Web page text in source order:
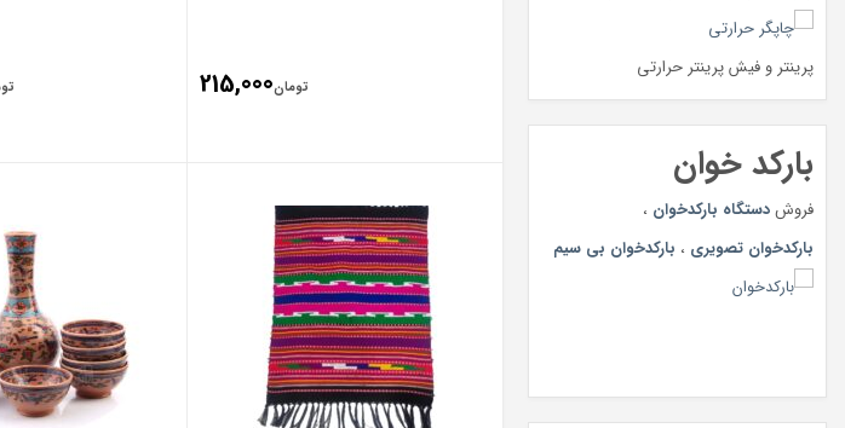
پرینتر و فیش پرینتر حرارتی
بارکد خوان
فروشدستگاه بارکدخوان ،
بارکدخوان تصویری ، بارکدخوان بی سیم
تومان215,000